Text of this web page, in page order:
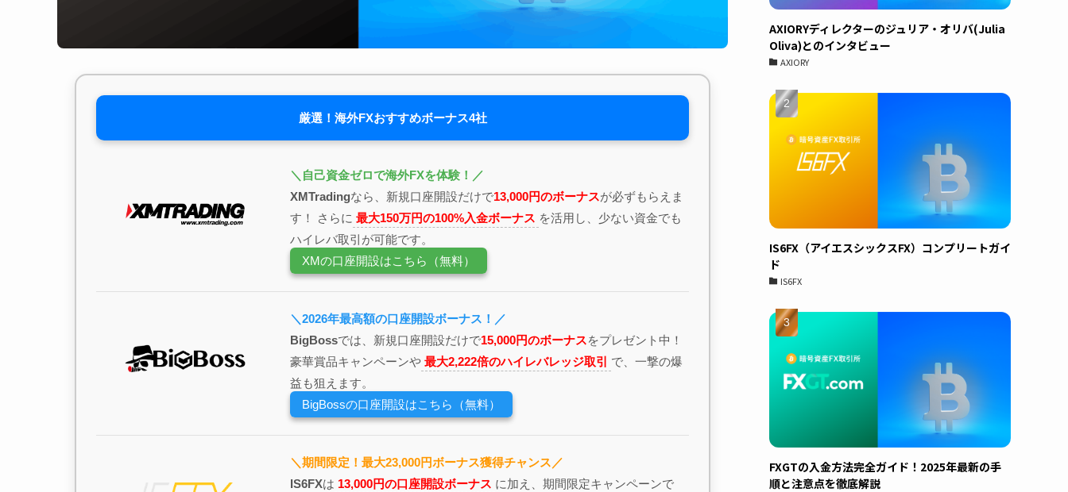
厳選！海外FXおすすめボーナス4社
＼自己資金ゼロで海外FXを体験！／
XMTradingなら、新規口座開設だけで13,000円のボーナスが必ずもらえま
す！ さらに 最大150万円の100%入金ボーナス を活用し、少ない資金でも
ハイレバ取引が可能です。
XMの口座開設はこちら（無料）
＼2026年最高額の口座開設ボーナス！／
BigBossでは、新規口座開設だけで15,000円のボーナスをプレゼント中！
豪華賞品キャンペーンや 最大2,222倍のハイレバレッジ取引
で、一撃の爆
益も狙えます。
BigBossの口座開設はこちら（無料）
＼期間限定！最大23,000円ボーナス獲得チャンス／
IS6FXは 13,000円の口座開設ボーナス に加え、期間限定キャンペーンで
AXIORYディレクターのジュリア・オリバ(Julia
Oliva)とのインタビュー
AXIORY
IS6FX（アイエスシックスFX）コンプリートガイ
ド
IS6FX
FXGTの入金方法完全ガイド！2025年最新の手
順と注意点を徹底解説